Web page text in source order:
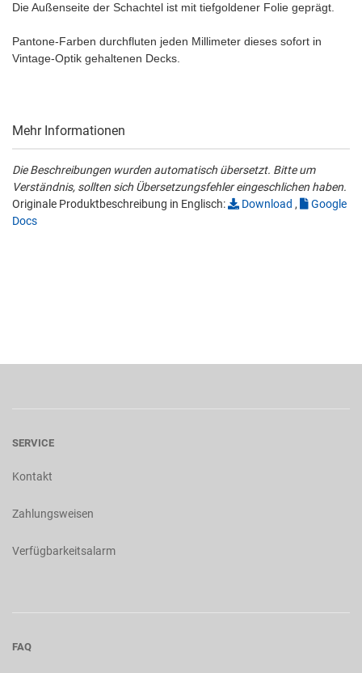
Die Außenseite der Schachtel ist mit tiefgoldener Folie geprägt.
Pantone-Farben durchfluten jeden Millimeter dieses sofort in
Vintage-Optik gehaltenen Decks.
Mehr Informationen
Die Beschreibungen wurden automatisch übersetzt. Bitte um
Verständnis, sollten sich Übersetzungsfehler eingeschlichen haben.
Originale Produktbeschreibung in Englisch:
Download ,
Google
Docs
SERVICE
Kontakt
Zahlungsweisen
Verfügbarkeitsalarm
FAQ